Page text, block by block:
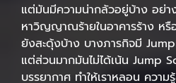
แต่มันมีความน่ากลัวอยู่บ้าง อย่า
หาวิญญาณร้ายในอาคารร้าง ห
ยังสะดุ้งบ้าง บางภารกิจมี
แต่ส่วนมากมันไม่ได้เน้น Jump
บรรยากาศ ทำให้เราหลอน ควา